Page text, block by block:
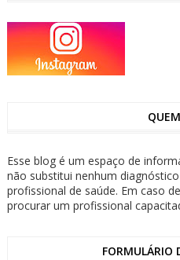
Esse blog é um espaço de
não substitui nenhum
profissional de saúde. Em caso
procurar um profissional
FORMULÁRIO